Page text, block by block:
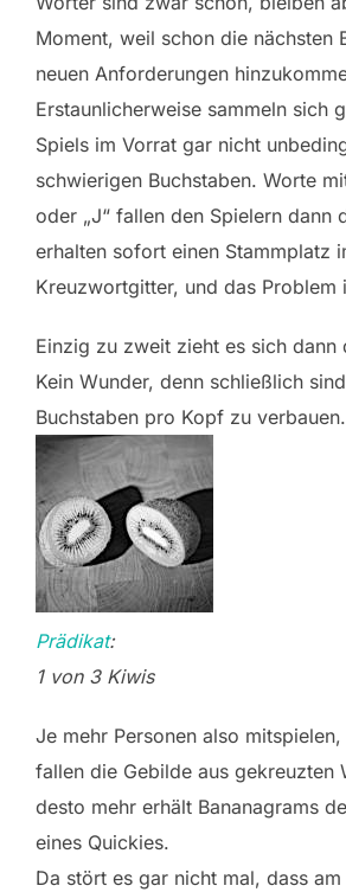
Moment, weil schon die nächsten
neuen Anforderungen
Erstaunlicherweise sammeln sich
Spiels im Vorrat gar nicht
schwierigen Buchstaben. Worte mit
oder „J“ fallen den Spielern dann
erhalten sofort einen Stammplatz
Kreuzwortgitter, und das Problem
Einzig zu zweit zieht es sich dann
Kein Wunder, denn schließlich
Buchstaben pro Kopf zu verbauen.
Prädikat:
1 von 3 Kiwis
Je mehr Personen also
fallen die Gebilde aus gekreuzten
desto mehr erhält Bananagrams
eines Quickies.
Da stört es gar nicht mal, dass am